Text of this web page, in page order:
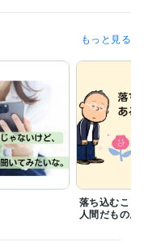
強み、才能を探し出すこ
もっと見る
落ち込むこと
人間だもの。